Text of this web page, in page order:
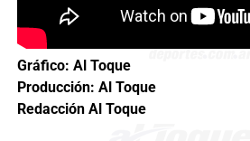
Gráfico: Al Toque
Producción: Al Toque
Redacción Al Toque